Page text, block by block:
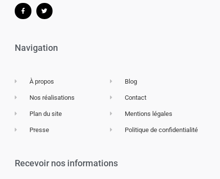
Navigation
À propos
Nos réalisations
Plan du site
Presse
Blog
Contact
Mentions légales
Politique de confidentialité
Recevoir nos informations